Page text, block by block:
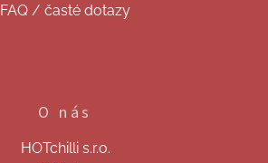
FAQ / časté dotazy
O nás
HOTchilli s.r.o.